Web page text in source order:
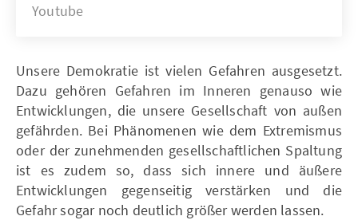
Youtube
Unsere Demokratie ist vielen Gefahren ausgesetzt.
Dazu gehören Gefahren im Inneren genauso wie
Entwicklungen, die unsere Gesellschaft von außen
gefährden. Bei Phänomenen wie dem Extremismus
oder der zunehmenden gesellschaftlichen Spaltung
ist es zudem so, dass sich innere und äußere
Entwicklungen gegenseitig verstärken und die
Gefahr sogar noch deutlich größer werden lassen.